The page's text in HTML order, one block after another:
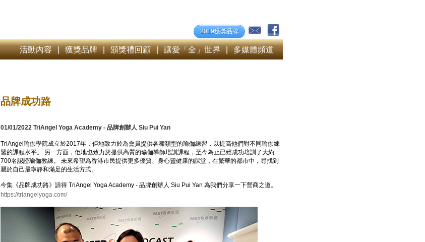
2019獲獎品牌
活動內容 | 獲獎品牌 | 頒獎禮回顧 | 讓愛「全」世界 | 多媒體頻道
品牌成功路
01/01/2022 TriAngel Yoga Academy - 品牌創辦人 Siu Pui Yan
TriAngel瑜伽學院成立於2017年，佢地致力於為會員提供各種類型的瑜伽練習，以提高他們對不同瑜伽練
習的課程水平。 另一方面，佢地也致力於提供高質的瑜伽導師培訓課程，至今為止已經成功培訓了大約
700名認證瑜伽教練。 未來希望為香港市民提供更多優質、身心靈健康的課堂，在繁華的都市中，尋找到
屬於自己最寧靜和滿足的生活方式。
今集《品牌成功路》請得 TriAngel Yoga Academy - 品牌創辦人 Siu Pui Yan 為我們分享一下營商之道。
https://triangelyoga.com/